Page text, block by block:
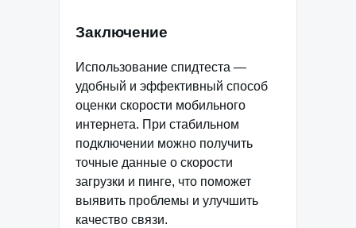
Заключение
Использование спидтеста —
удобный и эффективный способ
оценки скорости мобильного
интернета. При стабильном
подключении можно получить
точные данные о скорости
загрузки и пинге, что поможет
выявить проблемы и улучшить
качество связи.